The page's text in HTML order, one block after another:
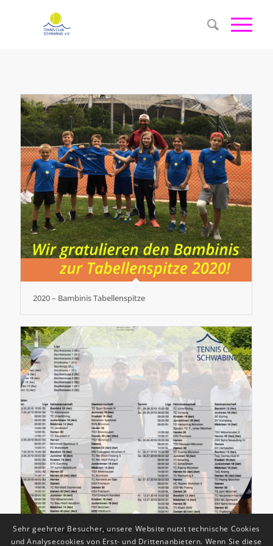
2020 – Bambinis Tabellenspitze
2020 – Vereinsspielplan
Sehr geehrter Besucher, unsere Website nutzt technische Cookies
und Analysecookies von Erst- und Drittenanbietern. Wenn Sie diese